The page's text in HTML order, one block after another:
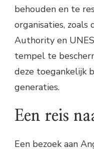
behouden en te
organisaties, zoals
Authority en
tempel te
deze toegankelijk
generaties.
Een reis
Een bezoek aan